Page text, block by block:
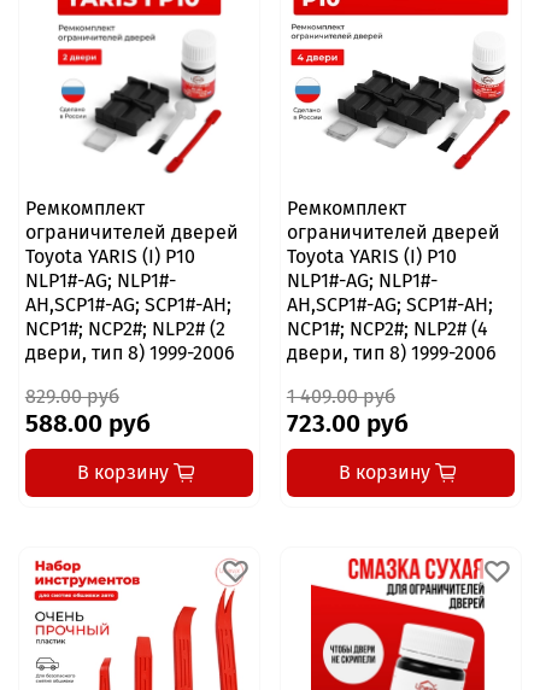
Ремкомплект
ограничителей дверей
Toyota YARIS (I) P10
NLP1#-AG; NLP1#-
AH,SCP1#-AG; SCP1#-AH;
NCP1#; NCP2#; NLP2# (2
двери, тип 8) 1999-2006
829.00 руб
588.00 руб
В корзину
Ремкомплект
ограничителей дверей
Toyota YARIS (I) P10
NLP1#-AG; NLP1#-
AH,SCP1#-AG; SCP1#-AH;
NCP1#; NCP2#; NLP2# (4
двери, тип 8) 1999-2006
1 409.00 руб
723.00 руб
В корзину